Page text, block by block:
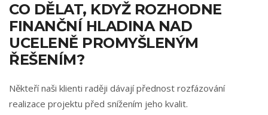
CO DĚLAT, KDYŽ ROZHODNE
FINANČNÍ HLADINA NAD
UCELENĚ PROMYŠLENÝM
ŘEŠENÍM?
Někteří naši klienti raději dávají přednost rozfázování
realizace projektu před snížením jeho kvalit.